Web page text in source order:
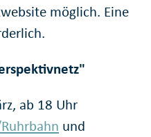
möglich. Eine
ab 18 Uhr
und